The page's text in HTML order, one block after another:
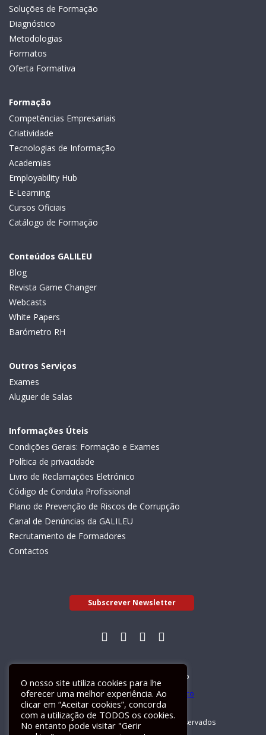
Soluções de Formação
Diagnóstico
Metodologias
Formatos
Oferta Formativa
Formação
Competências Empresariais
Criatividade
Tecnologias de Informação
Academias
Employability Hub
E-Learning
Cursos Oficiais
Catálogo de Formação
Conteúdos GALILEU
Blog
Revista Game Changer
Webcasts
White Papers
Barómetro RH
Outros Serviços
Exames
Aluguer de Salas
Informações Úteis
Condições Gerais: Formação e Exames
Política de privacidade
Livro de Reclamações Eletrónico
Código de Conduta Profissional
Plano de Prevenção de Riscos de Corrupção
Canal de Denúncias da GALILEU
Recrutamento de Formadores
Contactos
Subscrever Newsletter
Livro de Reclamações Electrónico
GALILEU 2026 © Todos os direitos reservados
O nosso site utiliza cookies para lhe
oferecer uma melhor experiência. Ao
clicar em “Aceitar cookies”, concorda
com a utilização de TODOS os cookies.
No entanto pode visitar "Gerir